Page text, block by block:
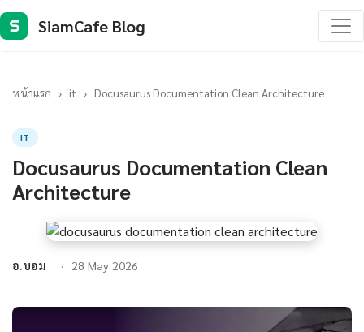
S SiamCafe Blog
หน้าแรก › it › Docusaurus Documentation Clean Architecture
IT
Docusaurus Documentation Clean
Architecture
อ.บอม 28 May 2026